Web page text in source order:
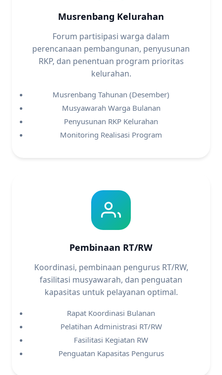
Musrenbang Kelurahan
Forum partisipasi warga dalam
perencanaan pembangunan, penyusunan
RKP, dan penentuan program prioritas
kelurahan.
Musrenbang Tahunan (Desember)
Musyawarah Warga Bulanan
Penyusunan RKP Kelurahan
Monitoring Realisasi Program
Pembinaan RT/RW
Koordinasi, pembinaan pengurus RT/RW,
fasilitasi musyawarah, dan penguatan
kapasitas untuk pelayanan optimal.
Rapat Koordinasi Bulanan
Pelatihan Administrasi RT/RW
Fasilitasi Kegiatan RW
Penguatan Kapasitas Pengurus